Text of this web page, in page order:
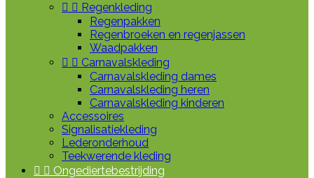
  Regenkleding
Regenpakken
Regenbroeken en regenjassen
Waadpakken
  Carnavalskleding
Carnavalskleding dames
Carnavalskleding heren
Carnavalskleding kinderen
Accessoires
Signalisatiekleding
Lederonderhoud
Teekwerende kleding
  Ongediertebestrijding